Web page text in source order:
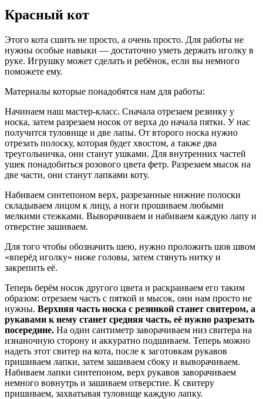
Красный кот
Этого кота сшить не просто, а очень просто. Для работы не
нужны особые навыки — достаточно уметь держать иголку в
руке. Игрушку может сделать и ребёнок, если вы немного
поможете ему.
Материалы которые понадобятся нам для работы:
Начинаем наш мастер-класс. Сначала отрезаем резинку у
носка, затем разрезаем носок от верха до начала пятки. У нас
получится туловище и две лапы. От второго носка нужно
отрезать полоску, которая будет хвостом, а также два
треугольничка, они станут ушками. Для внутренних частей
ушек понадобиться розового цвета фетр. Разрезаем мысок на
две части, они станут лапками коту.
Набиваем синтепоном верх, разрезанные нижние полоски
складываем лицом к лицу, а ноги прошиваем любыми
мелкими стежками. Выворачиваем и набиваем каждую лапу и
отверстие зашиваем.
Для того чтобы обозначить шею, нужно проложить шов швом
«вперёд иголку» ниже головы, затем стянуть нитку и
закрепить её.
Теперь берём носок другого цвета и раскраиваем его таким
образом: отрезаем часть с пяткой и мысок, они нам просто не
нужны. Верхняя часть носка с резинкой станет свитером, а
рукавами к нему станет средняя часть, её нужно разрезать
посередине. На один сантиметр заворачиваем низ свитера на
изнаночную сторону и аккуратно подшиваем. Теперь можно
надеть этот свитер на кота, после к заготовкам рукавов
пришиваем лапки, затем зашиваем сбоку и выворачиваем.
Набиваем лапки синтепоном, верх рукавов заворачиваем
немного вовнутрь и зашиваем отверстие. К свитеру
пришиваем, захватывая туловище каждую лапку.